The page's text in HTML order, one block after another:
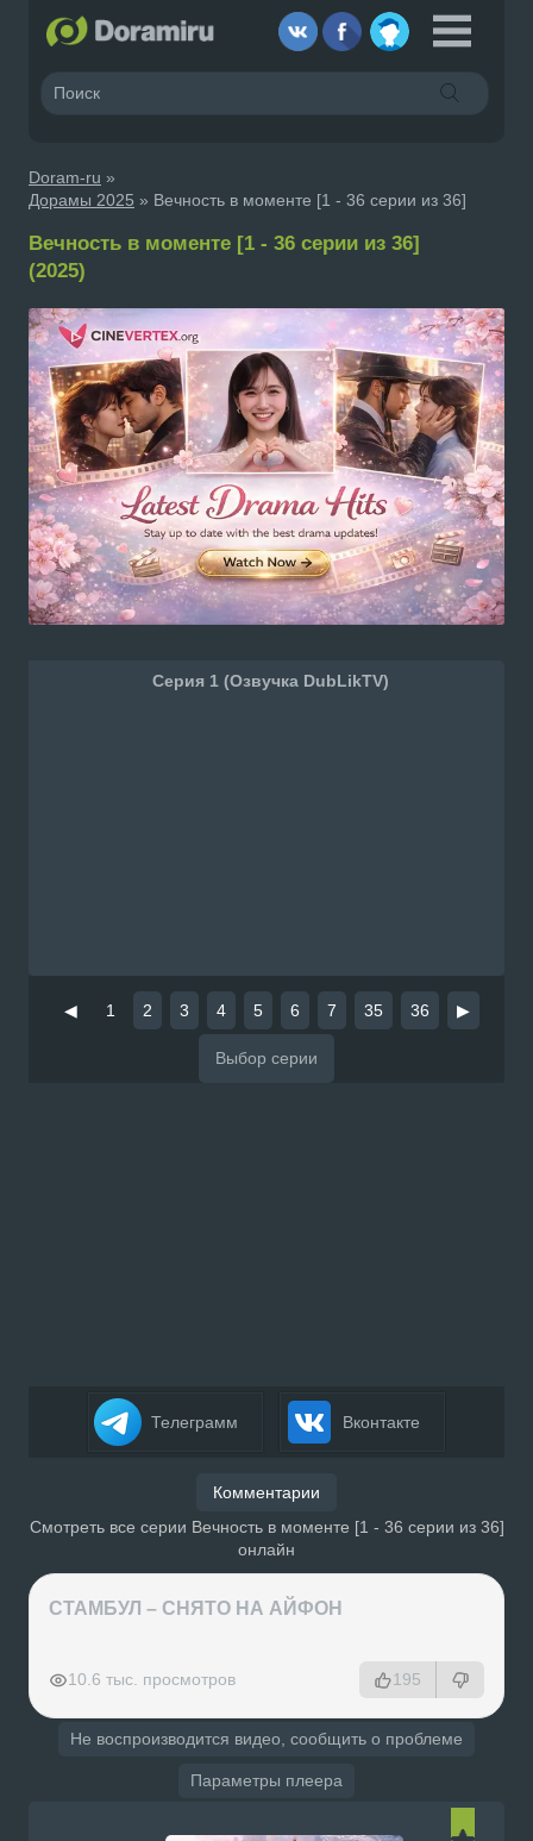
Doram-ru »
Дорамы 2025 » Вечность в моменте [1 - 36 серии из 36]
Вечность в моменте [1 - 36 серии из 36]
(2025)
Серия 1 (Озвучка DubLikTV)
◀ 1 2 3 4 5 6 7 35 36 ▶
Телеграмм Вконтакте
Комментарии
Смотреть все серии Вечность в моменте [1 - 36 серии из 36]
онлайн
СТАМБУЛ – СНЯТО НА АЙФОН
10.6 тыс. просмотров 195
Не воспроизводится видео, сообщить о проблеме
Параметры плеера